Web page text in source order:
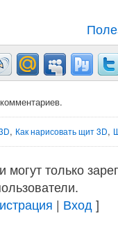
комментариев.
, Как нарисовать щит 3D,
только
| Вход ]